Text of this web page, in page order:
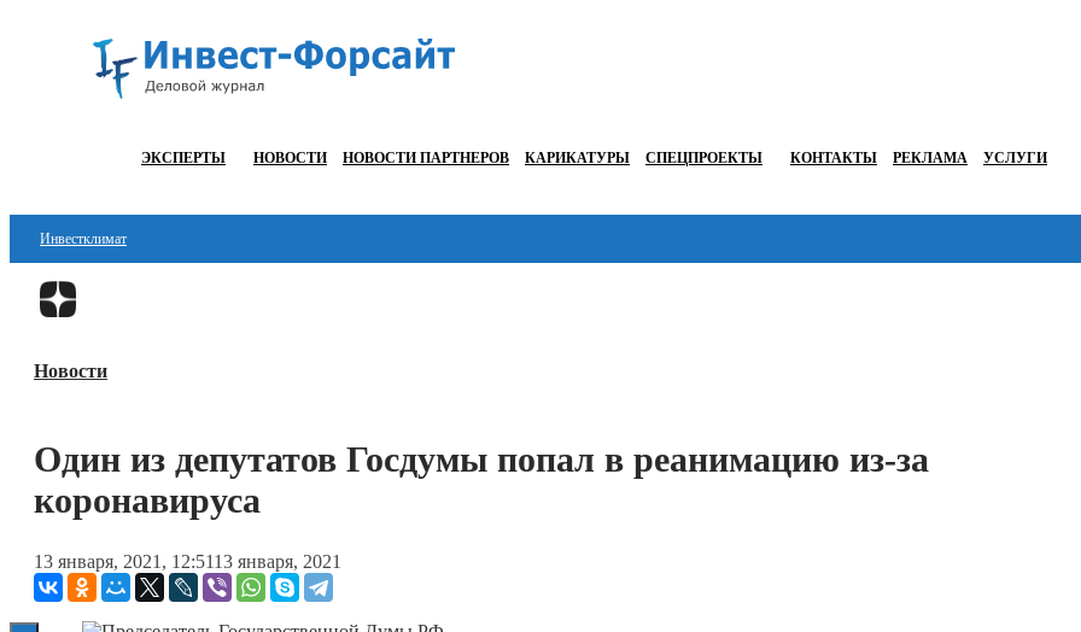
ЭКСПЕРТЫ НОВОСТИ НОВОСТИ ПАРТНЕРОВ КАРИКАТУРЫ СПЕЦПРОЕКТЫ КОНТАКТЫ РЕКЛАМА УСЛУГИ
Инвестклимат
Финансы
Блокчейн
Технологии
Книги
Новости
Один из депутатов Госдумы попал в реанимацию из-за
коронавируса
13 января, 2021, 12:5113 января, 2021